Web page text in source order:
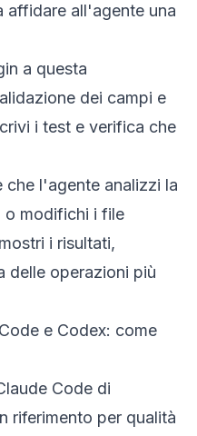
affidare all'agente una
a questa
dei campi e
i test e verifica che
che l'agente analizzi la
o modifichi i file
i risultati,
delle operazioni più
e Codex: come
Code di
riferimento per qualità